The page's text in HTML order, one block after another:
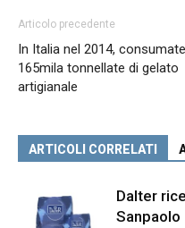
Articolo precedente
In Italia nel 2014, consumate
165mila tonnellate di gelato
artigianale
ARTICOLI CORRELATI
Dalter
Sanpaolo